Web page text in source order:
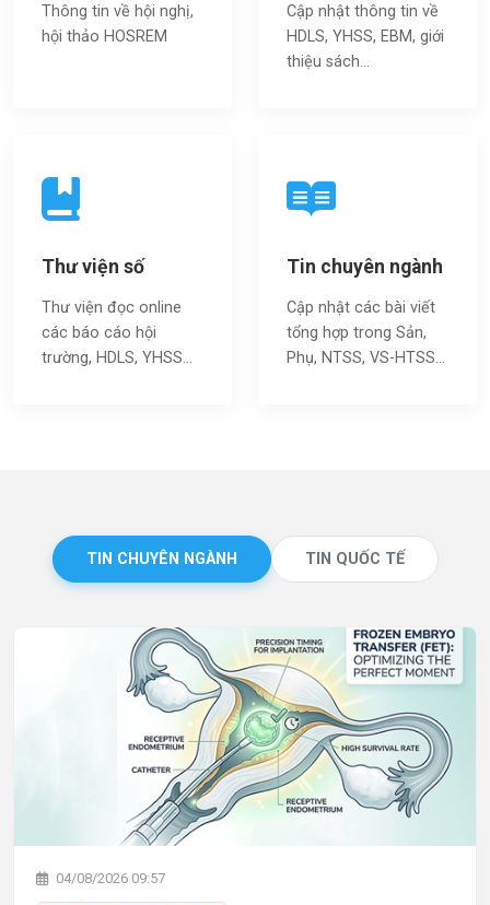
Thông tin về hội nghị,
hội thảo HOSREM
Cập nhật thông tin về
HDLS, YHSS, EBM, giới
thiệu sách…
Thư viện số
Thư viện đọc online
các báo cáo hội
trường, HDLS, YHSS…
Tin chuyên ngành
Cập nhật các bài viết
tổng hợp trong Sản,
Phụ, NTSS, VS-HTSS...
TIN CHUYÊN NGÀNH TIN QUỐC TẾ
04/08/2026 09:57